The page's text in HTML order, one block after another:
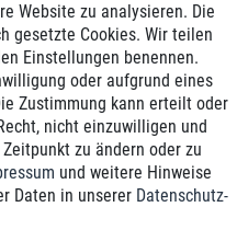
Werktag
Versand
mit Garantie
96160*
Website zu analysieren. Die
gesetzte Cookies. Wir teilen
Einstellungen benennen.
oder aufgrund eines
Zustimmung kann erteilt oder
nicht einzuwilligen und
zu ändern oder zu
und weitere Hinweise
Daten in unserer Daten­schutz­